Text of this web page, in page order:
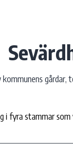
i fyra stammar